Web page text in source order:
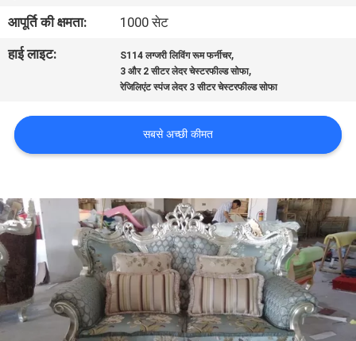
PRIVACY
POLICY
आपूर्ति की क्षमता:
1000 सेट
हाई लाइट:
S114 लग्जरी लिविंग रूम फर्नीचर,
3 और 2 सीटर लेदर चेस्टरफील्ड सोफा,
रेजिलिएंट स्पंज लेदर 3 सीटर चेस्टरफील्ड सोफा
सबसे अच्छी कीमत